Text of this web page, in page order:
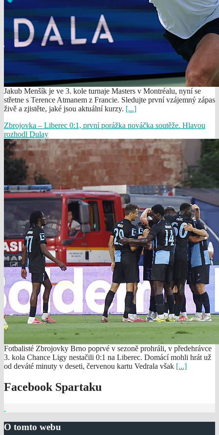
Jakub Menšík je ve 3. kole turnaje Masters v Montréalu, nyní se
střetne s Terence Atmanem z Francie. Sledujte první vzájemný zápas
živě a zjistěte, jaké jsou aktuální kurzy. [...]
Zbrojovka – Liberec 0:1, první porážka nováčka soutěže. Hlavou
rozhodl Dulay
Fotbalisté Zbrojovky Brno poprvé v sezoně prohráli, v předehrávce
3. kola Chance Ligy nestačili 0:1 na Liberec. Domácí mohli hrát už
od deváté minuty v deseti, červenou kartu Vedrala však [...]
Facebook Spartaku
O tomto webu